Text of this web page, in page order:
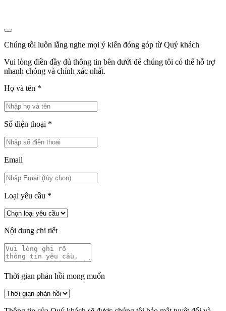
Chúng tôi luôn lắng nghe mọi ý kiến đóng góp từ Quý khách
Vui lòng điền đầy đủ thông tin bên dưới để chúng tôi có thể hỗ trợ
nhanh chóng và chính xác nhất.
Họ và tên *
Số điện thoại *
Email
Loại yêu cầu *
Nội dung chi tiết
Thời gian phản hồi mong muốn